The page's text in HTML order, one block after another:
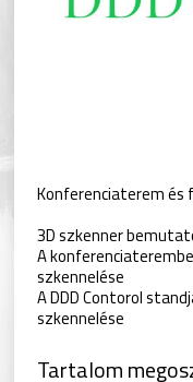
Konferenciaterem
3D szkenner
A
szkennelése
A DDD Contorol
szkennelése
Tartalom